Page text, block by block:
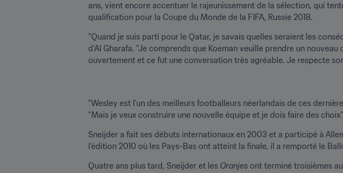
ans, vient encore accentuer le rajeunissement de la sélection, qui
qualification pour la Coupe du Monde de la FIFA, Russie 2018.
"Quand je suis parti pour le Qatar, je savais quelles seraient les
d'Al Gharafa. "Je comprends que Koeman veuille prendre un
ouvertement et ce fut une conversation très agréable. Je respecte
"Wesley est l'un des meilleurs footballeurs néerlandais de ces
"Mais je veux construire une nouvelle équipe et je dois faire des
Sneijder a fait ses débuts internationaux en 2003 et a participé à
l'édition 2010 où les Pays-Bas ont atteint la finale, il a remporté le
Quatre ans plus tard, Sneijder et les Oranjes ont terminé troisièmes